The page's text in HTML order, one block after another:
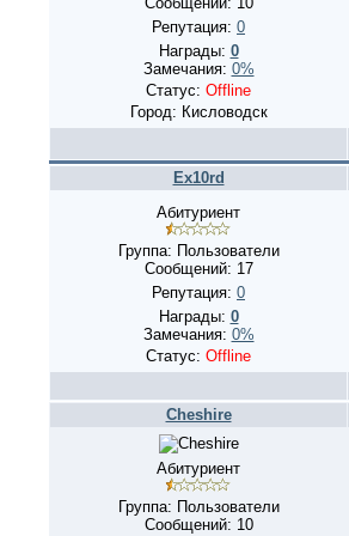
Репутация: 0
Награды: 0
Замечания: 0%
Статус: Offline
Город: Кисловодск
Ex10rd
Абитуриент
Группа: Пользователи
Сообщений: 17
Репутация: 0
Награды: 0
Замечания: 0%
Статус: Offline
Cheshire
Абитуриент
Группа: Пользователи
Сообщений: 10